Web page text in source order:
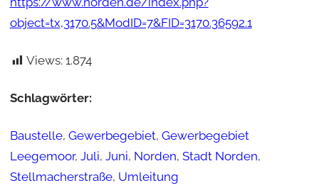
object=tx,3170.5&ModID=7&FID=3170.36592.1
Views: 1.874
Schlagwörter:
Baustelle, Gewerbegebiet, Gewerbegebiet
Leegemoor, Juli, Juni, Norden, Stadt Norden
Stellmacherstraße, Umleitung